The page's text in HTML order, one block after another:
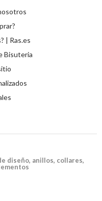
| Ras.es
Bisuteria
diseño, anillos, collares,